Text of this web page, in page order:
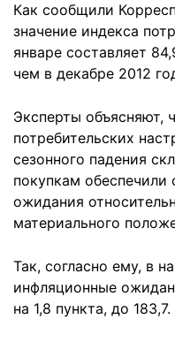
Как сообщили
значение индекса
январе составляет
чем в декабре 2012
Эксперты объясняют,
потребительских
сезонного падения
покупкам
ожидания
материального
Так, согласно ему, в
инфляционные
на 1,8 пункта, до 183,7.